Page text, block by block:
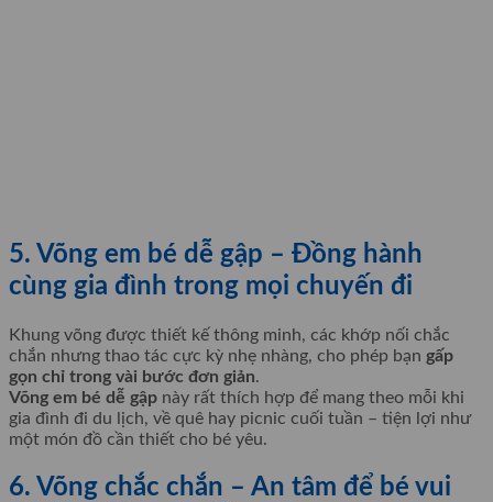
5. Võng em bé dễ gập – Đồng hành
cùng gia đình trong mọi chuyến đi
Khung võng được thiết kế thông minh, các khớp nối chắc
chắn nhưng thao tác cực kỳ nhẹ nhàng, cho phép bạn gấp
gọn chỉ trong vài bước đơn giản.
Võng em bé dễ gập này rất thích hợp để mang theo mỗi khi
gia đình đi du lịch, về quê hay picnic cuối tuần – tiện lợi như
một món đồ cần thiết cho bé yêu.
6. Võng chắc chắn – An tâm để bé vui